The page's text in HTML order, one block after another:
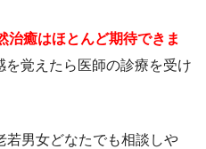
治癒はほとんど期待できま
を覚えたら医師の診療を受け
若男女どなたでも相談しや